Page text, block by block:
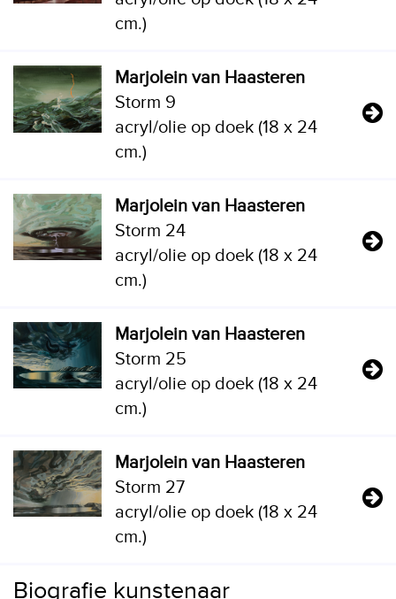
cm.)
Marjolein van Haasteren
Storm 9
acryl/olie op doek (18 x 24
cm.)
Marjolein van Haasteren
Storm 24
acryl/olie op doek (18 x 24
cm.)
Marjolein van Haasteren
Storm 25
acryl/olie op doek (18 x 24
cm.)
Marjolein van Haasteren
Storm 27
acryl/olie op doek (18 x 24
cm.)
Biografie kunstenaar